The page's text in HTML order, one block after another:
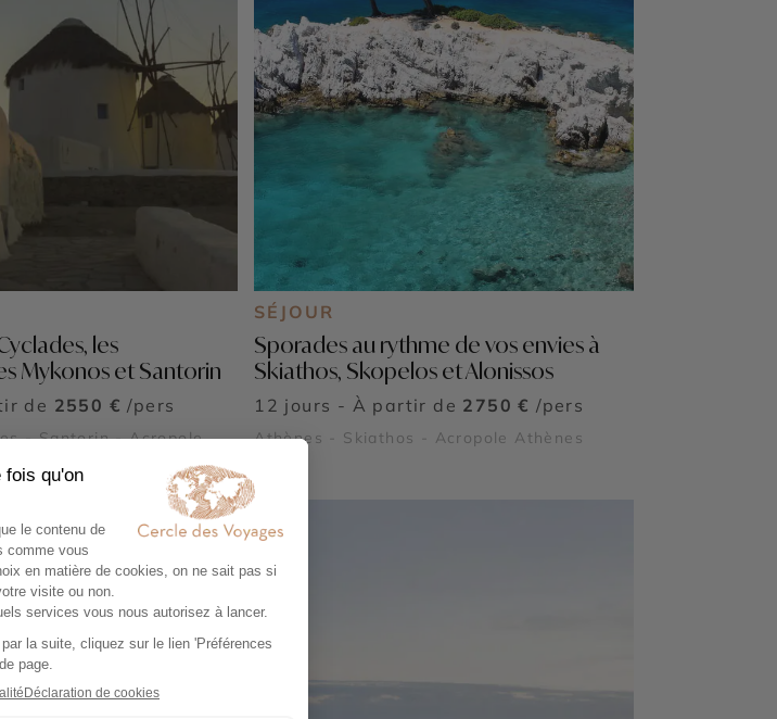
les
Mykonos et Santorin
de 2550 € /pers
- Santorin - Acropole
Sounion
SÉJOUR
Sporades au rythme de vos envies à
Skiathos, Skopelos et Alonissos
12 jours - À partir de 2750 € /pers
Athènes - Skiathos - Acropole Athènes